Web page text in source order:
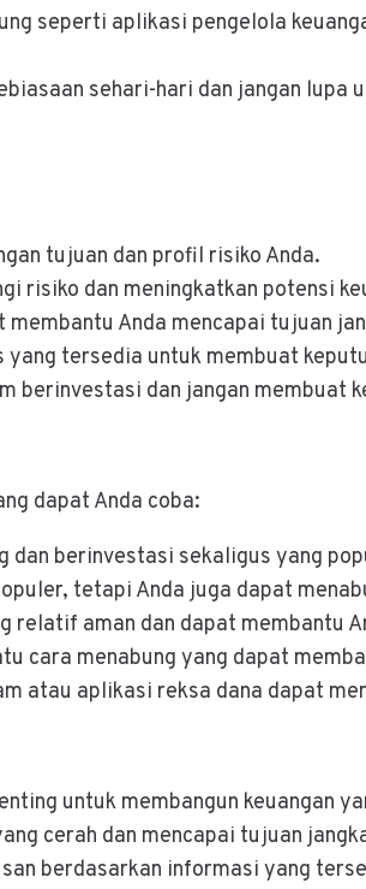
seperti aplikasi pengelola
sehari-hari dan jangan lupa
tujuan dan profil risiko Anda.
risiko dan meningkatkan potensi
Anda mencapai tujuan
tersedia untuk membuat
berinvestasi dan jangan membuat
dapat Anda coba:
dan berinvestasi sekaligus yang
tetapi Anda juga dapat
aman dan dapat membantu
cara menabung yang dapat
atau aplikasi reksa dana dapat
untuk membangun keuangan
cerah dan mencapai tujuan
berdasarkan informasi yang